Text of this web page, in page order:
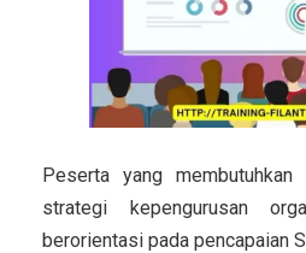
Peserta yang membutuhkan
strategi kepengurusan
berorientasi pada pencapaian